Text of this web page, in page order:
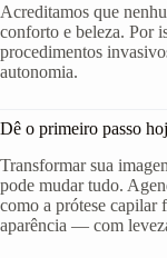
Acreditamos que
conforto e beleza. Por
procedimentos
autonomia.
Dê o primeiro passo
Transformar sua
pode mudar tudo.
como a prótese capilar
aparência — com